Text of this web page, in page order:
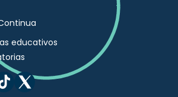
educativos